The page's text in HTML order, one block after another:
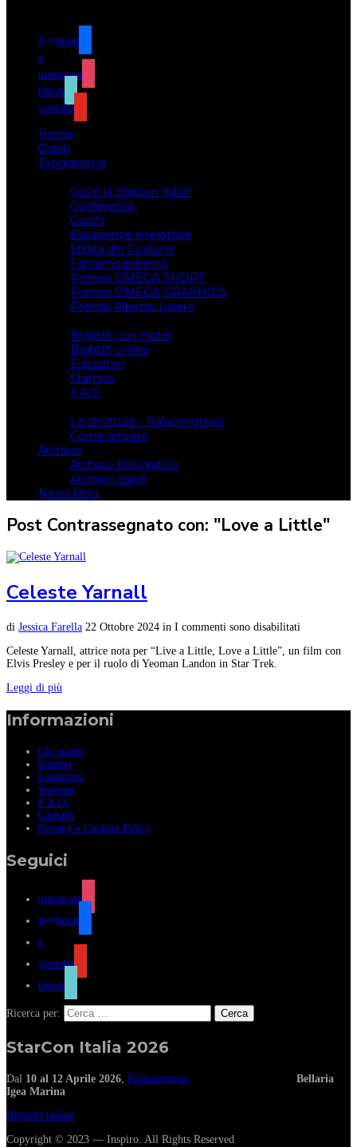
facebook
x
instagram
tiktok
youtube
Home
Ospiti
Programma
Cos’è la Starcon Italia?
Conferenze
Giochi
Esperienze interattive
Sfilata dei Costumi
Fantamodellismo
Premio OMEGA SHORT
Premio OMEGA GRAPHICS
Premio Alberto Lisiero
Biglietti con Hotel
Biglietti online
Espositori
Stampa
F.A.Q.
La struttura – Palacongressi
Come arrivare
Archivio
Archivio fotografico
Archivio ospiti
News blog
Post Contrassegnato con: "Love a Little"
Celeste Yarnall
di Jessica Farella 22 Ottobre 2024 in I commenti sono disabilitati
Celeste Yarnall, attrice nota per “Live a Little, Love a Little”, un film con
Elvis Presley e per il ruolo di Yeoman Landon in Star Trek.
Leggi di più
Informazioni
Chi siamo
Stampa
Espositori
Sponsor
F.A.Q.
Contatti
Privacy e Cookies Policy
Seguici
instagram
facebook
x
youtube
tiktok
Ricerca per:
StarCon Italia 2026
Dal 10 al 12 Aprile 2026 Palacongressi
Bellaria
Igea Marina
Biglietti online
Copyright © 2023 — Inspiro. All Rights Reserved